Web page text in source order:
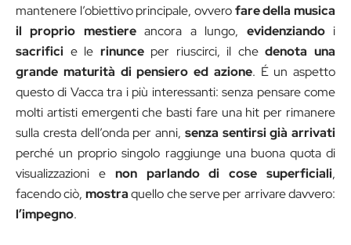
mantenere l’obiettivo principale, ovverofare della musica
il proprio mestiereancora a lungo, evidenziandoi
sacrifici e le rinunceper riuscirci, il chedenota una
grande maturità di pensiero ed azione. É un aspetto
questo di Vacca tra i più interessanti: senza pensare come
molti artisti emergenti che basti fare una hit per rimanere
sulla cresta dell’onda per anni, senza sentirsi già arrivati
perché un proprio singolo raggiunge una buona quota di
visualizzazioni e non parlando di cose superficiali,
facendo ciò, mostraquello che serve per arrivare davvero:
l’impegno.